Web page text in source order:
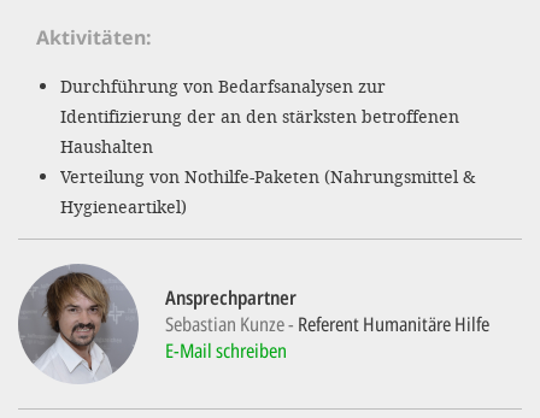
Aktivitäten
Durchführung von Bedarfsanalysen zur
Identifizierung der an den stärksten betroffenen
Haushalten
Verteilung von Nothilfe-Paketen (Nahrungsmittel &
Hygieneartikel)
Ansprechpartner
Sebastian Kunze Referent Humanitäre Hilfe
E-Mail schreiben
Impressum